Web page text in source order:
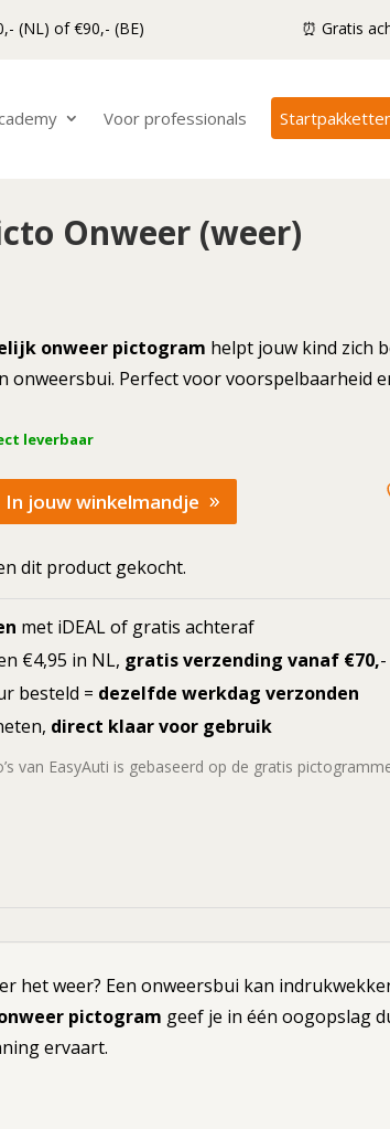
(NL) of €90,- (BE) ⏰ Gratis
Voor professionals
Onweer (weer)
onweer pictogram helpt jouw kind zich
onweersbui. Perfect voor voorspelbaarheid
leverbaar
In jouw winkelmandje
dit product gekocht.
met iDEAL of gratis achteraf
€4,95 in NL, gratis verzending vanaf €70,-
besteld = dezelfde werkdag verzonden
direct klaar voor gebruik
van EasyAuti is gebaseerd op de gratis
het weer? Een onweersbui kan
pictogram geef je in één oogopslag
ervaart.